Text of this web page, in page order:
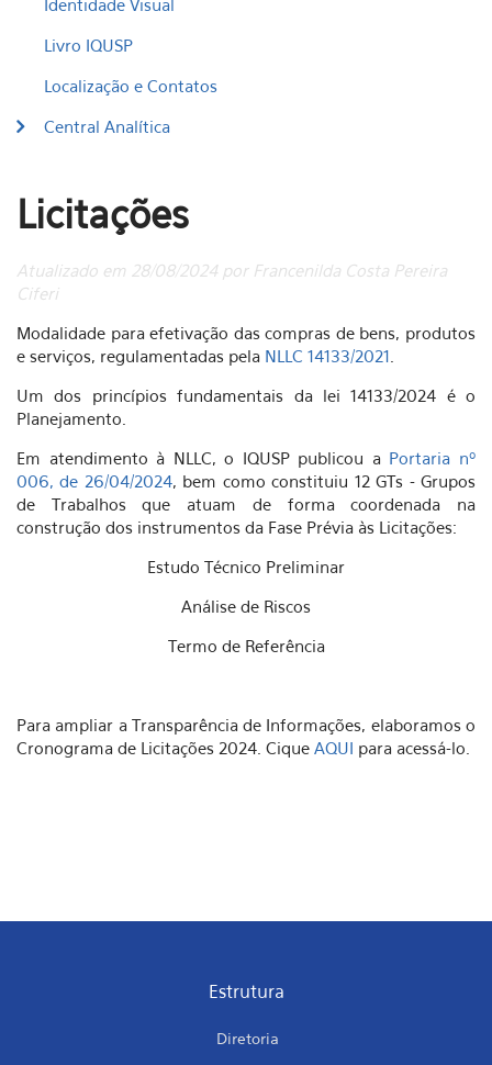
Identidade Visual
Livro IQUSP
Localização e Contatos
Central Analítica
Licitações
Atualizado em 28/08/2024 por Francenilda Costa Pereira
Ciferi
Modalidade para efetivação das compras de bens, produtos
e serviços, regulamentadas pela NLLC 14133/2021
Um dos princípios fundamentais da lei 14133/2024 é o
Planejamento.
Em atendimento à NLLC, o IQUSP publicou a Portaria nº
006, de 26/04/2024, bem como constituiu 12 GTs - Grupos
de Trabalhos que atuam de forma coordenada na
construção dos instrumentos da Fase Prévia às Licitações:
Estudo Técnico Preliminar
Análise de Riscos
Termo de Referência
Para ampliar a Transparência de Informações, elaboramos o
Cronograma de Licitações 2024. Cique AQUI para acessá-lo.
Estrutura
Diretoria